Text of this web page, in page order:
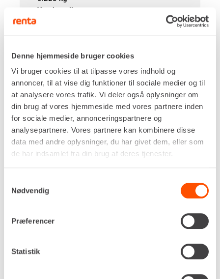
Denne hjemmeside bruger cookies
Vi bruger cookies til at tilpasse vores indhold og
annoncer, til at vise dig funktioner til sociale medier og til
at analysere vores trafik. Vi deler også oplysninger om
din brug af vores hjemmeside med vores partnere inden
for sociale medier, annonceringspartnere og
analysepartnere. Vores partnere kan kombinere disse
data med andre oplysninger, du har givet dem, eller som
de har indsamlet fra din brug af deres tjenester.
Nødvendig
Præferencer
Statistik
Venderadius
Egenvægt
Pr. dag
Ekskl. moms
Renta udlejer kun til erhverv. Gyldigt CVR-
nummer er påkrævet.
LEJ NU Flere informationer
9,5 T